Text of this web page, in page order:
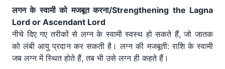
लगन के स्वामी को मजबूत करना/Strengthening the Lagna
Lord or Ascendant Lord
नीचे दिए गए तरीकों से लग्न के स्वामी स्वस्थ हो सकते हैं, जो जातक
को लंबी आयु प्रदान कर सकती है। लग्न की मजबूती: राशि के स्वामी
जब लग्न में स्थित होते हैं, तब भी उसे लग्न ही कहते हैं।